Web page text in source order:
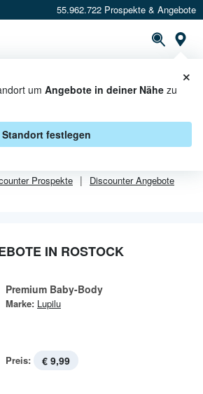
55.962.722 Prospekte & Angebote
um Angebote in deiner Nähe zu
Standort festlegen
×
IN ROSTOCK
17 Angebote in Rostock.
Prospekte DiscounterAngebote
IN ROSTOCK
Premium Baby-Body
Marke: Lupilu
Preis: € 9,99